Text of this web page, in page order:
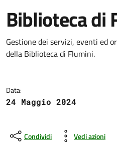
Biblioteca di
Dettagli della
Gestione dei servizi, eventi ed
della Biblioteca di Flumini.
Data:
24 Maggio 2024
Condividi Vedi azioni